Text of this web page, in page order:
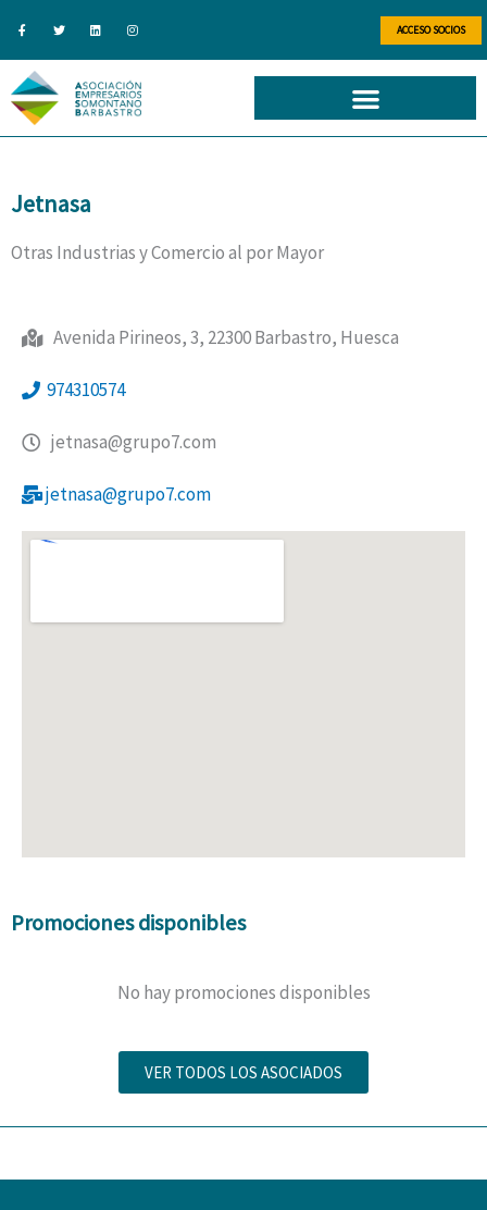
contenido
ACCESO SOCIOS
a
c
o
o
k
-
w
r
i
i
n
n
g
r
a
m
Jetnasa
Otras Industrias y Comercio al por Mayor
Avenida Pirineos, 3, 22300 Barbastro, Huesca
974310574
jetnasa@grupo7.com
jetnasa@grupo7.com
Promociones disponibles
No hay promociones disponibles
VER TODOS LOS ASOCIADOS